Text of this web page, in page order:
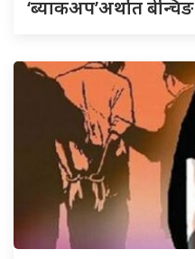
‘ब्याकअप’अर्थात